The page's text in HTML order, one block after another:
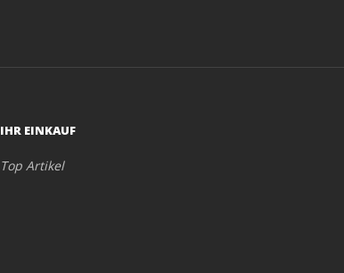
IHR EINKAUF
Top Artikel